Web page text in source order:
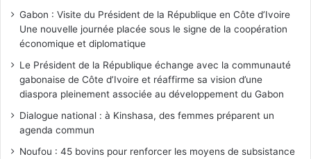
Gabon : Visite du Président de la République en Côte d’Ivoire
Une nouvelle journée placée sous le signe de la coopération
économique et diplomatique
Le Président de la République échange avec la communauté
gabonaise de Côte d’Ivoire et réaffirme sa vision d’une
diaspora pleinement associée au développement du Gabon
Dialogue national : à Kinshasa, des femmes préparent un
agenda commun
Noufou : 45 bovins pour renforcer les moyens de subsistance